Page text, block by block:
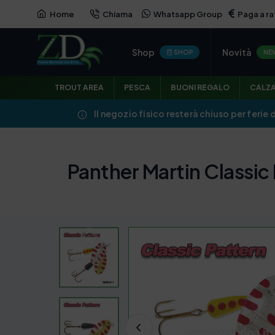
Home Chiama Whatsapp Group Paga a
Shop SHOP Novità
TROUT AREA PESCA BUONI REGALO
Il negozio fisico resterà chiuso per ferie
Panther Martin